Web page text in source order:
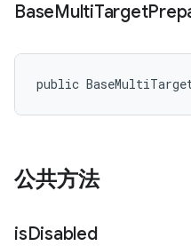
BaseMultiTarget
public
公共方法
isDisabled